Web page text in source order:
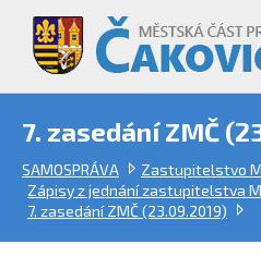
7. zasedání ZMČ
SAMOSPRÁVA
Zastupitelstvo
Zápisy z jednání zastupitelstva
7. zasedání ZMČ (23.09.2019)